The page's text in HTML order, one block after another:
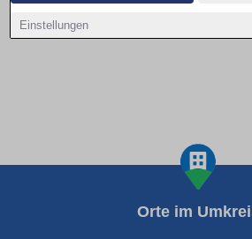
Einstellungen
Kontakt aufnehmen
Orte im